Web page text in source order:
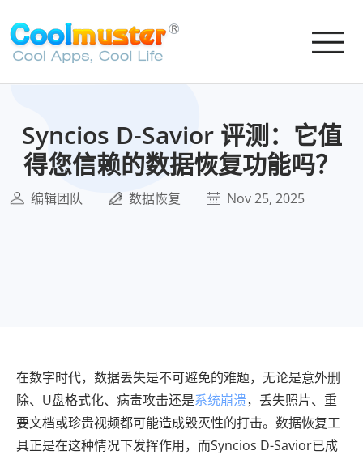
Syncios D-Savior 评测：它值
得您信赖的数据恢复功能吗？
编辑团队 数据恢复 Nov 25, 2025
在数字时代，数据丢失是不可避免的难题，无论是意外删
除、U盘格式化、病毒攻击还是系统崩溃，丢失照片、重
要文档或珍贵视频都可能造成毁灭性的打击。数据恢复工
具正是在这种情况下发挥作用，而Syncios D-Savior已成